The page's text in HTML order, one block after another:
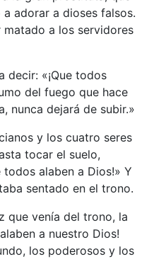
adorar a dioses falsos.
matado a los servidores
decir: «¡Que todos
del fuego que hace
nunca dejará de subir.»
y los cuatro seres
tocar el suelo,
todos alaben a Dios!» Y
sentado en el trono.
que venía del trono, la
a nuestro Dios!
los poderosos y los